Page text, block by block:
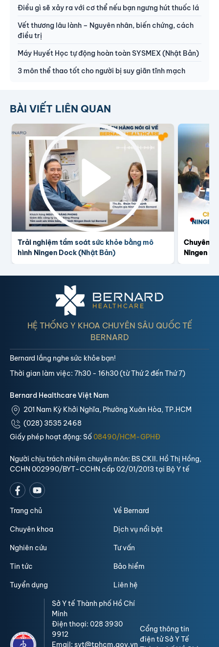
Điều gì sẽ xảy ra với cơ thể nếu bạn ngưng hút thuốc lá
Vết thương lâu lành – Nguyên nhân, biến chứng, cách
điều trị
Máy Huyết Học tự động hoàn toàn SYSMEX (Nhật Bản)
3 môn thể thao tốt cho người bị suy giãn tĩnh mạch
BÀI VIẾT LIÊN QUAN
Trải nghiệm tầm soát sức khỏe bằng mô
hình Ningen Dock (Nhật Bản)
Chuyên
Ningen
HỆ THỐNG Y KHOA CHUYÊN SÂU QUỐC TẾ
BERNARD
Bernard Healthcare Việt Nam
201 Nam Kỳ Khởi Nghĩa, Phường Xuân Hòa, TP.HCM
(028) 3535 2468
Giấy phép hoạt động: Số08490/HCM-GPHĐ
Người chịu trách nhiệm chuyên môn: BS CKII. Hồ Thị Hồng,
CCHN 002990/BYT-CCHN cấp 02/01/2013 tại Bộ Y tế
Bernard lắng nghe sức khỏe bạn!
Thời gian làm việc: 7h30 - 16h30 (từ Thứ 2 đến Thứ 7)
Trang chủ Về Bernard
Chuyên khoa Dịch vụ nổi bật
Nghiên cứu Tư vấn
Tin tức Bảo hiểm
Tuyển dụng Liên hệ
Sở Y tế Thành phố Hồ Chí
Minh
Điện thoại: 028 3930
9912
Email: syt@tphcm.gov.vn
Cổng thông tin
điện tử Sở Y Tế